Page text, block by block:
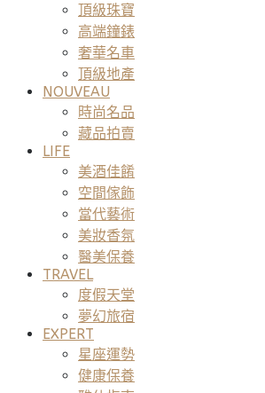
頂級珠寶
高端鐘錶
奢華名車
頂級地產
NOUVEAU
時尚名品
藏品拍賣
LIFE
美酒佳餚
空間傢飾
當代藝術
美妝香氛
醫美保養
TRAVEL
度假天堂
夢幻旅宿
EXPERT
星座運勢
健康保養